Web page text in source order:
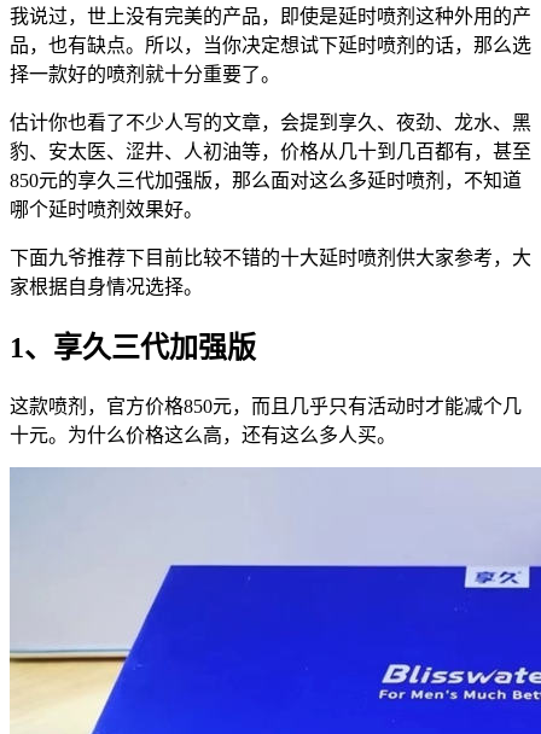
我说过，世上没有完美的产品，即使是延时喷剂这种外用的产
品，也有缺点。所以，当你决定想试下延时喷剂的话，那么选
择一款好的喷剂就十分重要了。
估计你也看了不少人写的文章，会提到享久、夜劲、龙水、黑
豹、安太医、涩井、人初油等，价格从几十到几百都有，甚至
850元的享久三代加强版，那么面对这么多延时喷剂，不知道
哪个延时喷剂效果好。
下面九爷推荐下目前比较不错的十大延时喷剂供大家参考，大
家根据自身情况选择。
1、享久三代加强版
这款喷剂，官方价格850元，而且几乎只有活动时才能减个几
十元。为什么价格这么高，还有这么多人买。